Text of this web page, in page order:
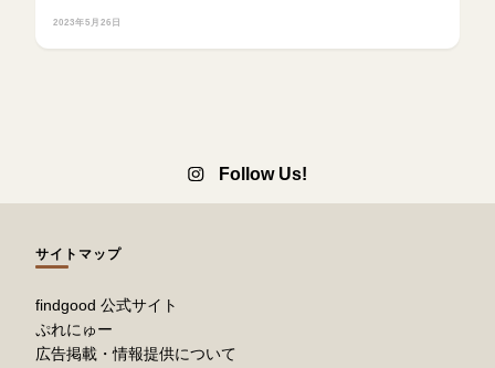
2023年5月26日
Follow Us!
サイトマップ
findgood 公式サイト
ぷれにゅー
広告掲載・情報提供について